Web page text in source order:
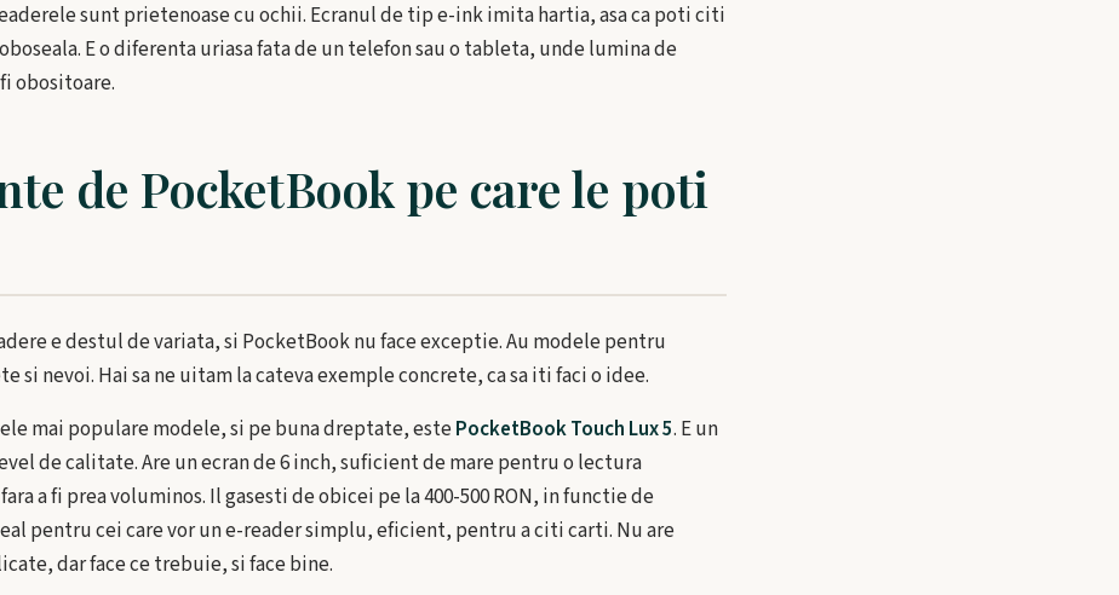
sunt prietenoase cu ochii. Ecranul de tip e-ink imita hartia, asa ca poti citi
E o diferenta uriasa fata de un telefon sau o tableta, unde lumina de
obositoare.
de PocketBook pe care le poti
e destul de variata, si PocketBook nu face exceptie. Au modele pentru
si nevoi. Hai sa ne uitam la cateva exemple concrete, ca sa iti faci o idee.
mai populare modele, si pe buna dreptate, estePocketBook Touch Lux 5. E un
de calitate. Are un ecran de 6 inch, suficient de mare pentru o lectura
a fi prea voluminos. Il gasesti de obicei pe la 400-500 RON, in functie de
pentru cei care vor un e-reader simplu, eficient, pentru a citi carti. Nu are
dar face ce trebuie, si face bine.